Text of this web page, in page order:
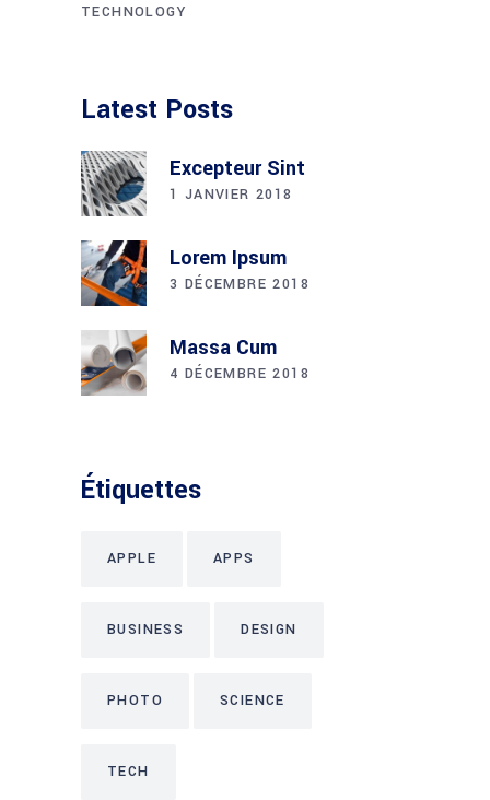
TECHNOLOGY
Latest Posts
Excepteur Sint
1 JANVIER 2018
Lorem Ipsum
3 DÉCEMBRE 2018
Massa Cum
4 DÉCEMBRE 2018
Étiquettes
APPLE APPS
BUSINESS DESIGN
PHOTO SCIENCE
TECH